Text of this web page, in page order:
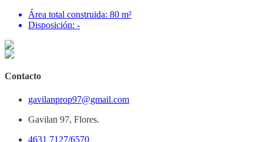
Área total construida: 80 m²
Disposición: -
Contacto
gavilanprop97@gmail.com
Gavilan 97, Flores.
4631 7127/6570